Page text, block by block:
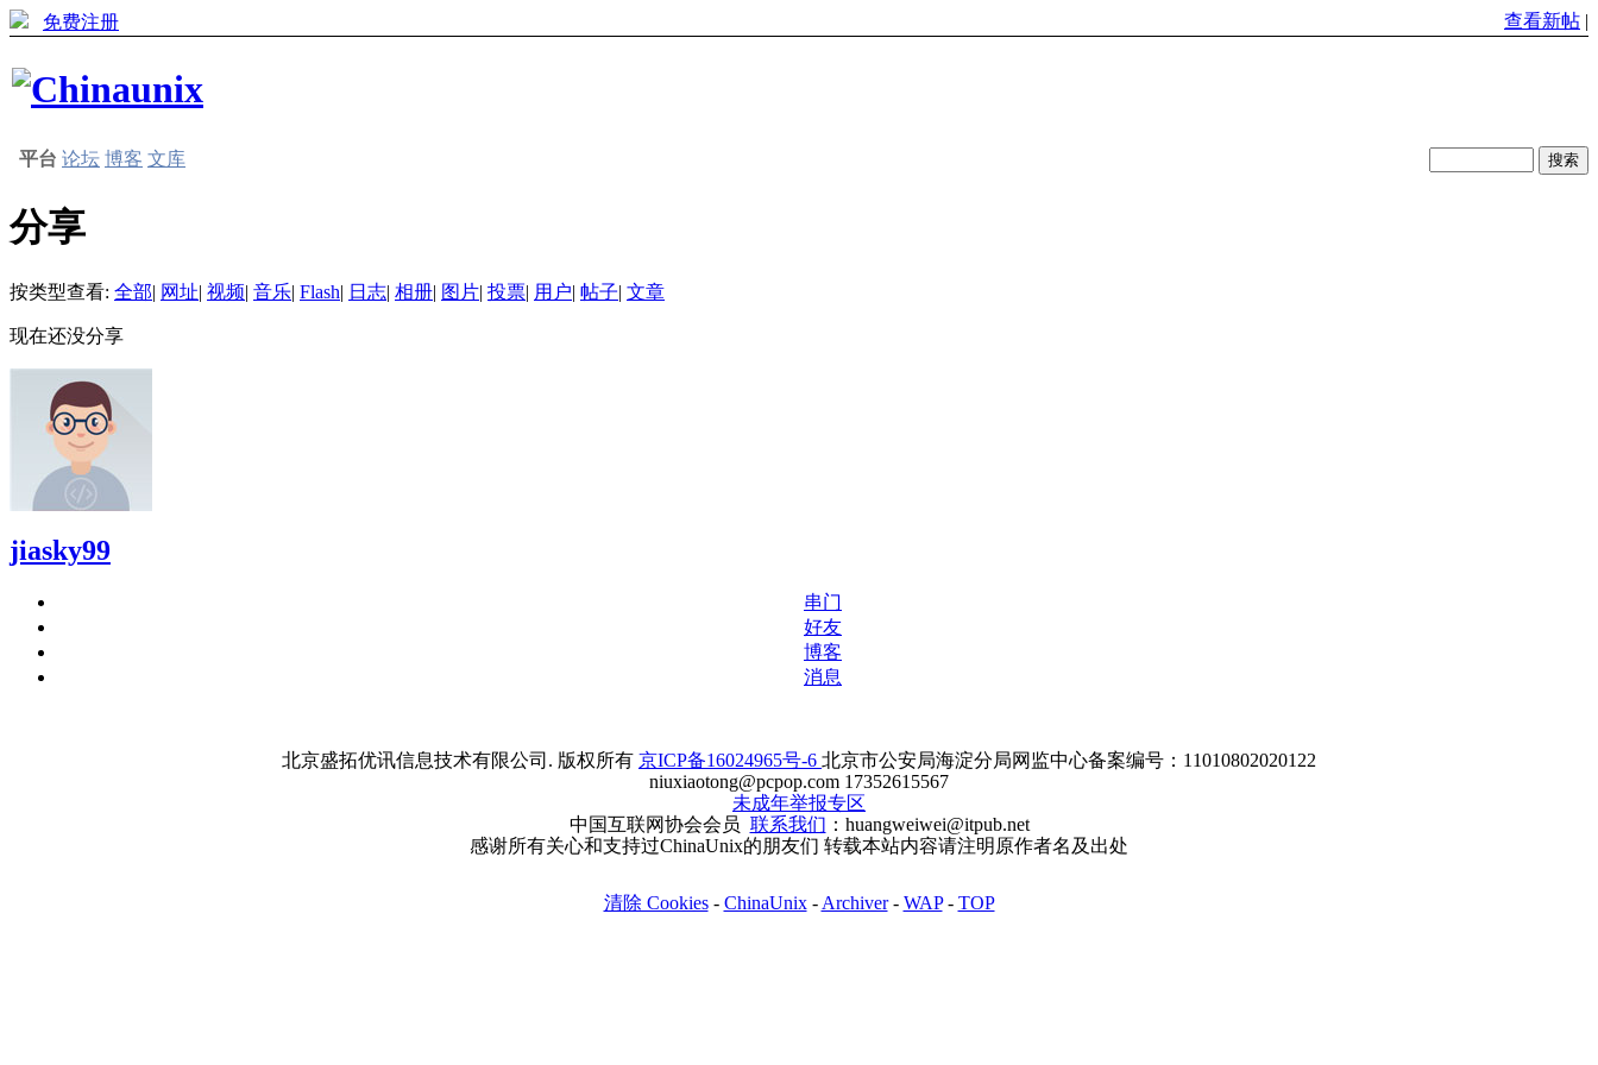
免费注册 查看新帖 |
平台 论坛 博客 文库
分享
按类型查看: 全部| 网址| 视频| 音乐| Flash| 日志| 相册| 图片| 投票| 用户| 帖子| 文章
现在还没分享
jiasky99
串门
好友
博客
消息
北京盛拓优讯信息技术有限公司. 版权所有 京ICP备16024965号-6 北京市公安局海淀分局网监中心备案编号：11010802020122
niuxiaotong@pcpop.com 17352615567
未成年举报专区
中国互联网协会会员 联系我们 ：huangweiwei@itpub.net
感谢所有关心和支持过ChinaUnix的朋友们 转载本站内容请注明原作者名及出处
清除 Cookies- ChinaUnix- Archiver- WAP- TOP